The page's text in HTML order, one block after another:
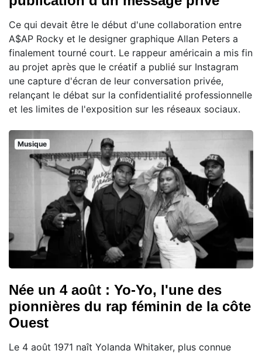
Ce qui devait être le début d'une collaboration entre
A$AP Rocky et le designer graphique Allan Peters a
finalement tourné court. Le rappeur américain a mis fin
au projet après que le créatif a publié sur Instagram
une capture d'écran de leur conversation privée,
relançant le débat sur la confidentialité professionnelle
et les limites de l'exposition sur les réseaux sociaux.
Musique
Née un 4 août : Yo-Yo, l'une des
pionnières du rap féminin de la côte
Ouest
Le 4 août 1971 naît Yolanda Whitaker, plus connue